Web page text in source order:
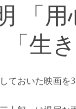
「
生
ておいた映画を3